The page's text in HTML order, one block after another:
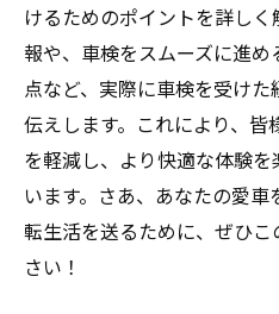
けるためのポイントを詳し
報や、車検をスムーズに進
点など、実際に車検を受け
伝えします。これにより、
を軽減し、より快適な体験
います。さあ、あなたの愛
転生活を送るために、ぜひ
さい！